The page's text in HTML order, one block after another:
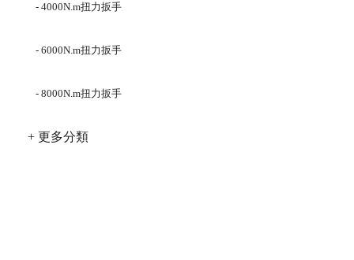
- 4000N.m扭力扳手
- 6000N.m扭力扳手
- 8000N.m扭力扳手
+ 更多分類